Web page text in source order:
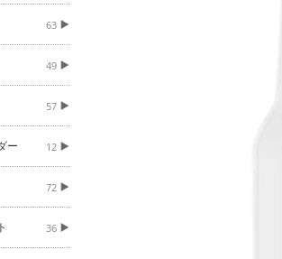
63
49
57
ー 12
72
36